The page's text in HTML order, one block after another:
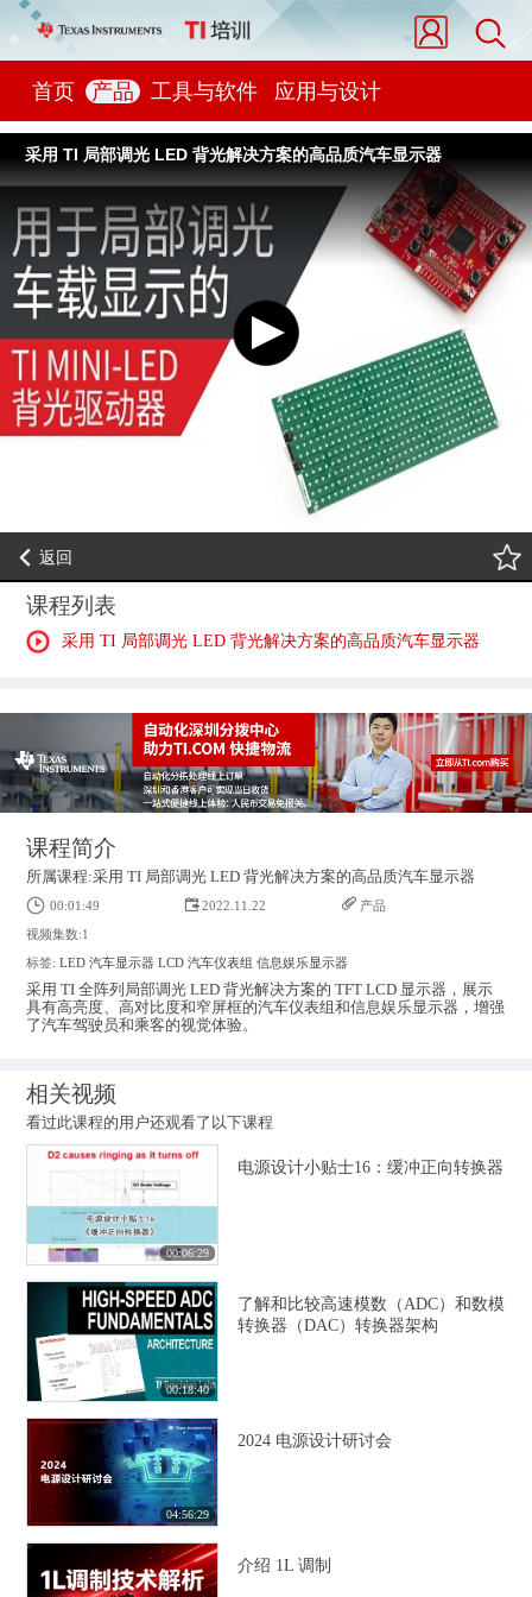
首页 产品 工具与软件 应用与设计
采用 TI 局部调光 LED 背光解决方案的高品质汽车显示器
返回
课程列表
采用 TI 局部调光 LED 背光解决方案的高品质汽车显示器
课程简介
所属课程:采用 TI 局部调光 LED 背光解决方案的高品质汽车显示器
00:01:49 2022.11.22
产品
视频集数:1
标签:LED 汽车显示器 LCD 汽车仪表组 信息娱乐显示器
采用 TI 全阵列局部调光 LED 背光解决方案的 TFT LCD 显示器，展示
具有高亮度、高对比度和窄屏框的汽车仪表组和信息娱乐显示器，增强
了汽车驾驶员和乘客的视觉体验。
相关视频
看过此课程的用户还观看了以下课程
00:06:29
电源设计小贴士16：缓冲正向转换器
00:18:40
了解和比较高速模数（ADC）和数模
转换器（DAC）转换器架构
04:56:29
2024 电源设计研讨会
介绍 1L 调制